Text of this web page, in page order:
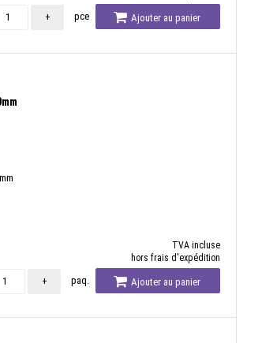
+ pce Ajouter au panier
TVA incluse
hors frais d'expédition
+ paq. Ajouter au panier